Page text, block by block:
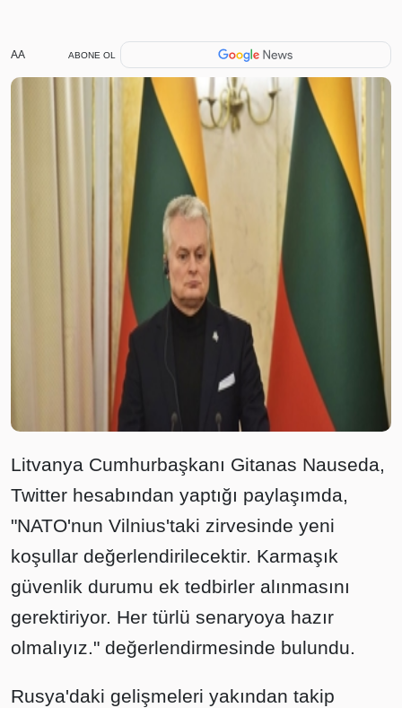
AA ABONE OL
Litvanya Cumhurbaşkanı Gitanas Nauseda,
Twitter hesabından yaptığı paylaşımda,
"NATO'nun Vilnius'taki zirvesinde yeni
koşullar değerlendirilecektir. Karmaşık
güvenlik durumu ek tedbirler alınmasını
gerektiriyor. Her türlü senaryoya hazır
olmalıyız." değerlendirmesinde bulundu.
Rusya'daki gelişmeleri yakından takip